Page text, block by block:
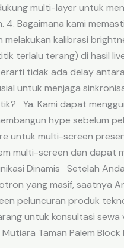
multi-layer untuk
4. Bagaimana kami
kalibrasi
terlalu terang) di hasil
tidak ada delay
untuk menjaga
Ya. Kami dapat
hype sebelum
untuk multi-screen
multi-screen dan dapat
Dinamis Setelah
yang masif, saatnya
peluncuran produk
untuk konsultasi
Taman Palem